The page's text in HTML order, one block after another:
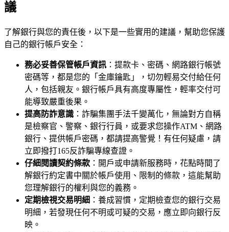
議
了解銀行與您的責任後，以下是一些實用的建議，幫助您保護
自己的銀行帳戶安全：
務必妥善保管帳戶資訊 ：提款卡、密碼、網路銀行帳號
密碼等，都是您的「金庫鑰匙」，切勿輕易交付給任何
人，包括親友。銀行帳戶具有高度專屬性，輕率交付可
能導致嚴重後果。
提高防詐意識 ：詐騙集團手法千變萬化，無論對方自稱
是檢察官、警察、銀行行員，或要求您操作ATM、網路
銀行、提供帳戶密碼，都請提高警覺！有任何疑慮，請
立即撥打165反詐騙專線查證。
仔細閱讀契約條款 ：開戶或申請新服務時，花點時間了
解銀行約定書中關於帳戶使用、限制的條款，這能幫助
您理解銀行的權利與您的義務。
定期檢視交易明細 ：養成習慣，定期檢查您的銀行交易
明細，若發現任何不明或可疑的交易，應立即向銀行反
映。